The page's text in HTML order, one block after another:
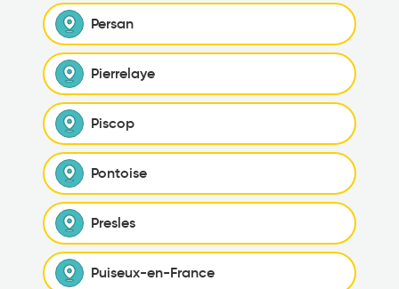
Persan
Pierrelaye
Piscop
Pontoise
Presles
Puiseux-en-France